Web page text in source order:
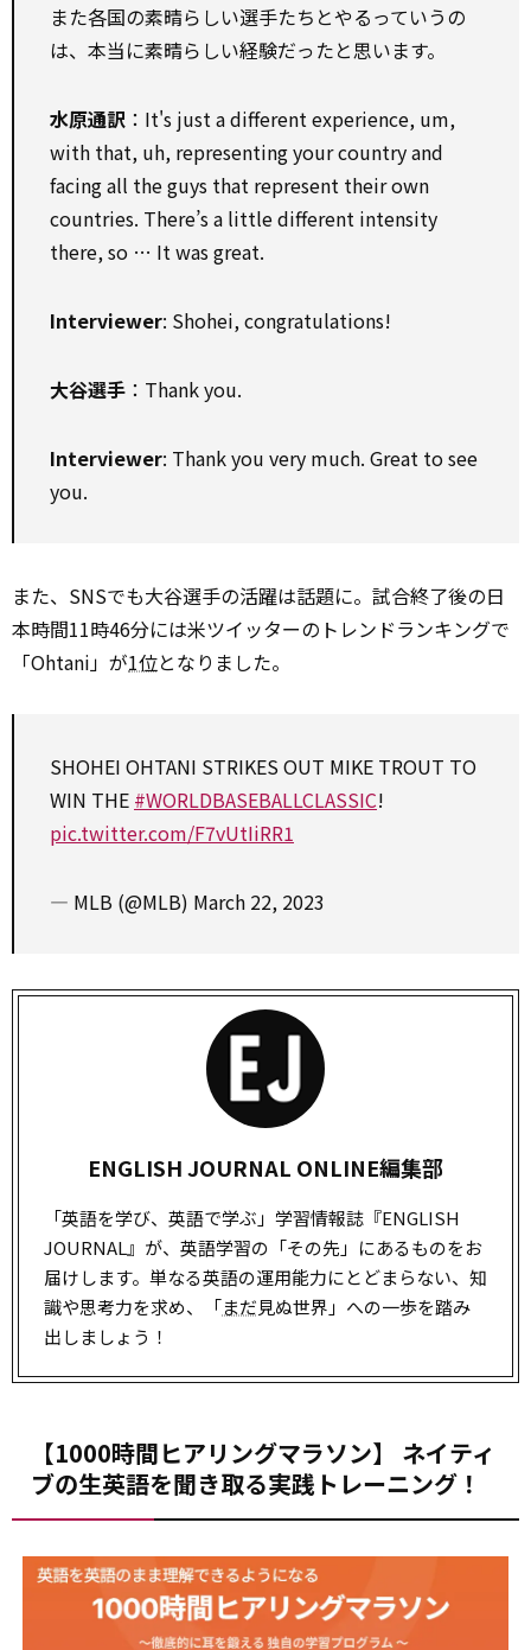
また各国の素晴らしい選手たちとやるっていうの
は、本当に素晴らしい経験だったと思います。
水原通訳 ：It's just a different experience, um,
with that, uh, representing your country and
facing all the guys that represent their own
countries. There’s a little different intensity
there, so … It was great.
Interviewer: Shohei, congratulations!
大谷選手 ：Thank you.
Interviewer: Thank you very much. Great to see
you.
また、SNSでも大谷選手の活躍は話題に。試合終了後の日
本時間11時46分には米ツイッターのトレンドランキングで
「Ohtani」が1位となりました。
SHOHEI OHTANI STRIKES OUT MIKE TROUT TO
WIN THE #WORLDBASEBALLCLASSIC!
pic.twitter.com/F7vUtIiRR1
— MLB (@MLB) March 22, 2023
ENGLISH JOURNAL ONLINE編集部
「英語を学び、英語で学ぶ」学習情報誌『ENGLISH
JOURNAL』が、英語学習の「その先」にあるものをお
届けします。単なる英語の運用能力にとどまらない、知
識や思考力を求め、「まだ見ぬ世界」への一歩を踏み
出しましょう！
【1000時間ヒアリングマラソン】 ネイティ
ブの生英語を聞き取る実践トレーニング！